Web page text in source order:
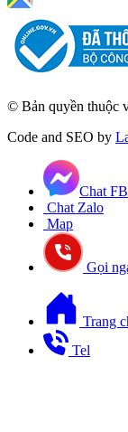
© Bản quyền thuộc
Code and SEO by
Chat FB
Chat Zalo
Map
Gọi
Trang
Tel